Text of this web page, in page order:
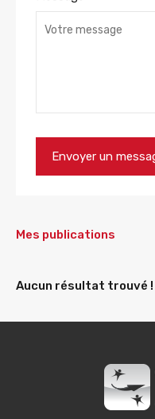
Mes publications
Aucun résultat trouvé !